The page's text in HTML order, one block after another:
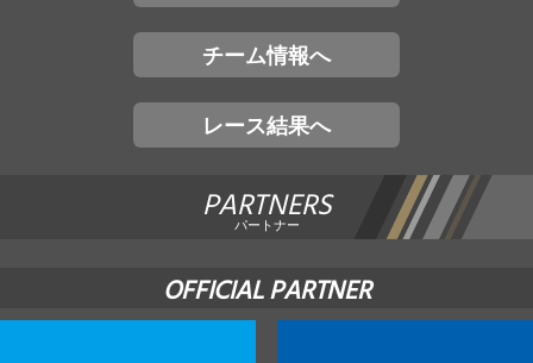
チーム情報へ
レース結果へ
PARTNERS
パートナー
OFFICIAL PARTNER